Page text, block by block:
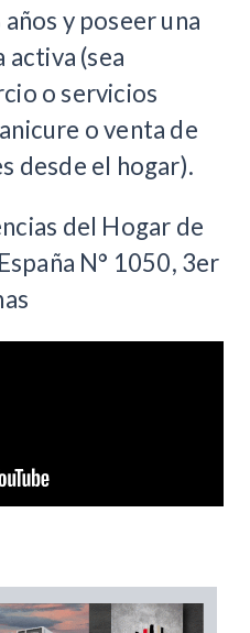
y poseer una
(sea
o servicios
o venta de
desde el hogar).
del Hogar de
N° 1050, 3er